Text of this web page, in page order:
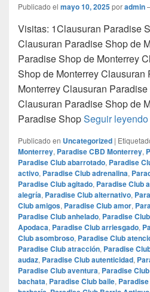
Publicado el mayo 10, 2025poradmin
Visitas: 1Clausuran Paradise
Clausuran Paradise Shop de
Paradise Shop de Monterrey
Shop de Monterrey Clausuran
Monterrey Clausuran
Clausuran Paradise Shop de
Paradise ShopSeguir leyendo
Publicado en Uncategorized |
Monterrey, Paradise CBD Monterrey,
Paradise Club abarrotado, Paradise
activo, Paradise Club adrenalina,
Paradise Club agitado, Paradise Club
alegría, Paradise Club alternativo,
Club amigos, Paradise Club amor,
Paradise Club anhelado, Paradise
Apodaca, Paradise Club arriesgado,
Club asombroso, Paradise Club
Paradise Club atracción, Paradise
audaz, Paradise Club autenticidad,
Paradise Club aventura, Paradise
bachata, Paradise Club baile,